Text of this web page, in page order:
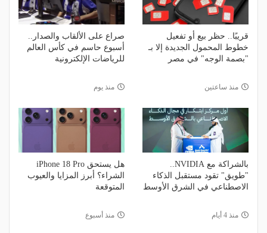
قريبًا.. حظر بيع أو تفعيل
خطوط المحمول الجديدة إلا بـ
"بصمة الوجه" في مصر
منذ ساعتين
صراع على الألقاب والصدار..
أسبوع حاسم في كأس العالم
للرياضات الإلكترونية
منذ يوم
بالشراكة مع NVIDIA..
"طويق" تقود مستقبل الذكاء
الاصطناعي في الشرق الأوسط
منذ 4 أيام
هل يستحق iPhone 18 Pro
الشراء؟ أبرز المزايا والعيوب
المتوقعة
منذ أسبوع